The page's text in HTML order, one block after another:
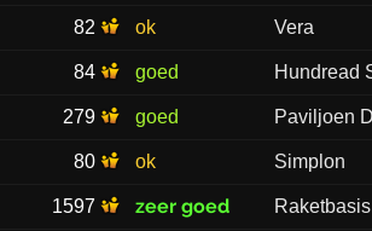
82 ok Vera
84 goed Hundread
279 goed Paviljoen
80 ok Simplon
1597 zeer goed